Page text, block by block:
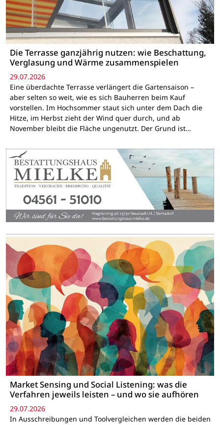
Die Terrasse ganzjährig nutzen: wie Beschattung,
Verglasung und Wärme zusammenspielen
29.07.2026
Eine überdachte Terrasse verlängert die Gartensaison –
aber selten so weit, wie es sich Bauherren beim Kauf
vorstellen. Im Hochsommer staut sich unter dem Dach die
Hitze, im Herbst zieht der Wind quer durch, und ab
November bleibt die Fläche ungenutzt. Der Grund ist…
Market Sensing und Social Listening: was die
Verfahren jeweils leisten – und wo sie aufhören
29.07.2026
In Ausschreibungen und Toolvergleichen werden die beiden